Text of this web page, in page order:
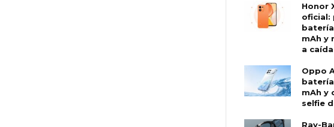
Honor
oficial:
mAh y
a
Oppo
mAh y
selfie
Ray-